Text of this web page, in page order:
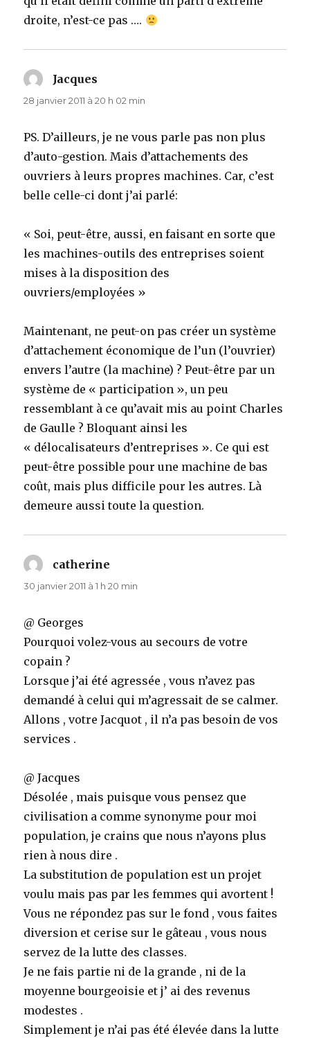
droite, n’est-ce pas ….
Jacques
28 janvier 2011 à 20 h 02 min
PS. D’ailleurs, je ne vous parle pas non plus
d’auto-gestion. Mais d’attachements des
ouvriers à leurs propres machines. Car, c’est
belle celle-ci dont j’ai parlé:
« Soi, peut-être, aussi, en faisant en sorte que
les machines-outils des entreprises soient
mises à la disposition des
ouvriers/employées »
Maintenant, ne peut-on pas créer un système
d’attachement économique de l’un (l’ouvrier)
envers l’autre (la machine) ? Peut-être par un
système de « participation », un peu
ressemblant à ce qu’avait mis au point Charles
de Gaulle ? Bloquant ainsi les
« délocalisateurs d’entreprises ». Ce qui est
peut-être possible pour une machine de bas
coût, mais plus difficile pour les autres. Là
demeure aussi toute la question.
catherine
30 janvier 2011 à 1 h 20 min
@ Georges
Pourquoi volez-vous au secours de votre
copain ?
Lorsque j’ai été agressée , vous n’avez pas
demandé à celui qui m’agressait de se calmer.
Allons , votre Jacquot , il n’a pas besoin de vos
services .
@ Jacques
Désolée , mais puisque vous pensez que
civilisation a comme synonyme pour moi
population, je crains que nous n’ayons plus
rien à nous dire .
La substitution de population est un projet
voulu mais pas par les femmes qui avortent !
Vous ne répondez pas sur le fond , vous faites
diversion et cerise sur le gâteau , vous nous
servez de la lutte des classes.
Je ne fais partie ni de la grande , ni de la
moyenne bourgeoisie et j’ ai des revenus
modestes .
Simplement je n’ai pas été élevée dans la lutte